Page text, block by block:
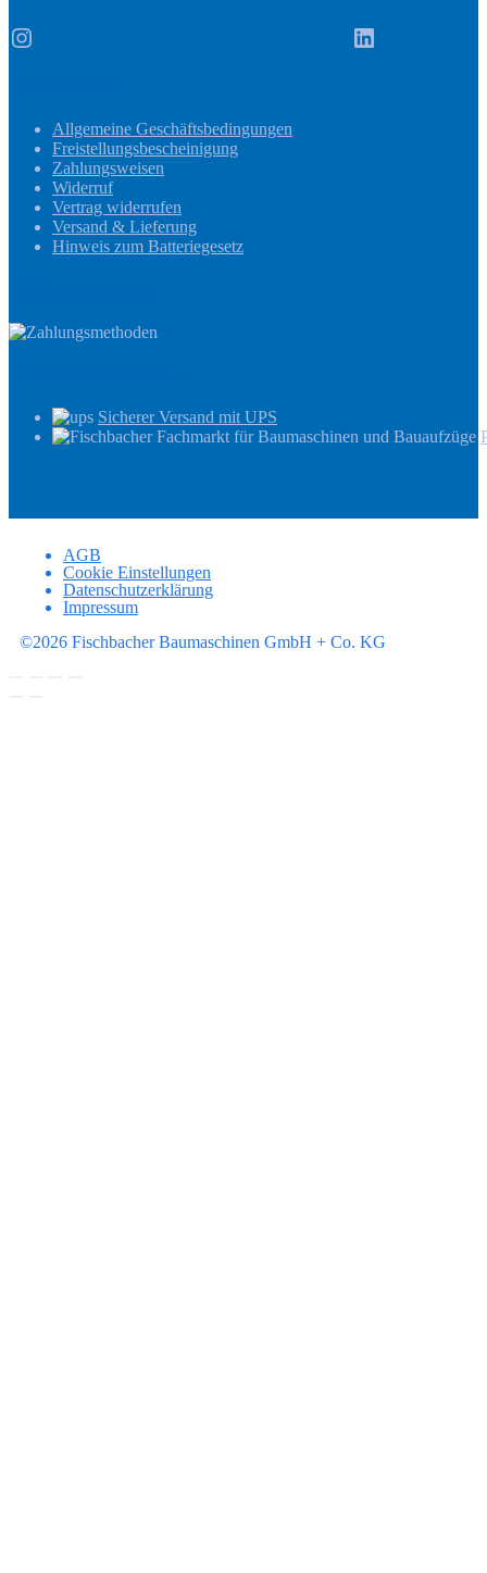
Instagram LinkedIn
Allgemeine Geschäftsbedingungen
Freistellungsbescheinigung
Zahlungsweisen
Widerruf
Vertrag widerrufen
Versand & Lieferung
Hinweis zum Batteriegesetz
Sicherer Versand mit UPS
AGB
Cookie Einstellungen
Datenschutzerklärung
Impressum
©2026 Fischbacher Baumaschinen GmbH + Co. KG